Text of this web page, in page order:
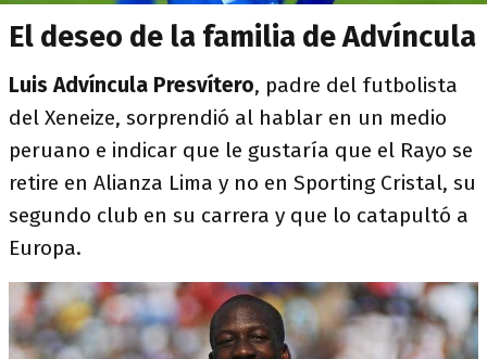
El deseo de la familia de Advíncula
Luis Advíncula Presvítero, padre del futbolista
del Xeneize, sorprendió al hablar en un medio
peruano e indicar que le gustaría que el Rayo se
retire en Alianza Lima y no en Sporting Cristal, su
segundo club en su carrera y que lo catapultó a
Europa.